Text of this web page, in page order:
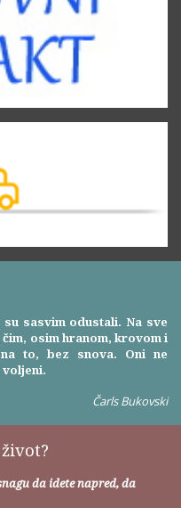
sasvim odustali. Na sve
osim hranom, krovom i
to, bez snova. Oni ne
voljeni.
Čarls Bukovski
da idete napred, da